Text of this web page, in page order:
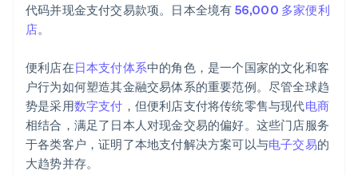
持续开展市场调研和适配
代码并现金支付交易款项。日本全境有 56,000 多家便利
店。
便利店在日本支付体系中的角色，是一个国家的文化和客
户行为如何塑造其金融交易体系的重要范例。尽管全球趋
势是采用数字支付 ，但便利店支付将传统零售与现代电商
相结合，满足了日本人对现金交易的偏好。这些门店服务
于各类客户，证明了本地支付解决方案可以与电子交易的
大趋势并存。